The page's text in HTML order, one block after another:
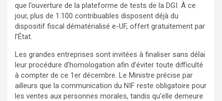
que l’ouverture de la plateforme de tests de la DGI. À ce
jour, plus de 1.100 contribuables disposent déjà du
dispositif fiscal dématérialisé e-UF, offert gratuitement par
l’État.
Les grandes entreprises sont invitées à finaliser sans délai
leur procédure d’homologation afin d’éviter toute difficulté
à compter de ce 1er décembre. Le Ministre précise par
ailleurs que la communication du NIF reste obligatoire pour
les ventes aux personnes morales, tandis qu’elle demeure